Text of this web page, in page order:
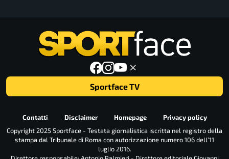
Sportface TV
Contatti Disclaimer Homepage
Privacy policy
Copyright 2025 Sportface - Testata giornalistica iscritta nel registro della
stampa dal Tribunale di Roma con autorizzazione numero 106 dell’11
luglio 2016.